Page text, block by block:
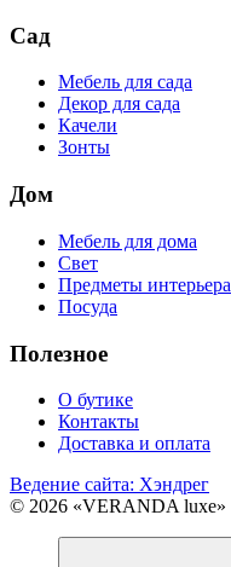
Сад
Мебель для сада
Декор для сада
Качели
Зонты
Дом
Мебель для дома
Свет
Предметы интерьера
Посуда
Полезное
О бутике
Контакты
Доставка и оплата
Ведение сайта: Хэндрег
© 2026 «VERANDA luxe»